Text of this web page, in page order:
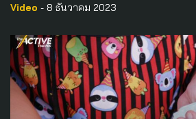
Video - 8 ธันวาคม 2023